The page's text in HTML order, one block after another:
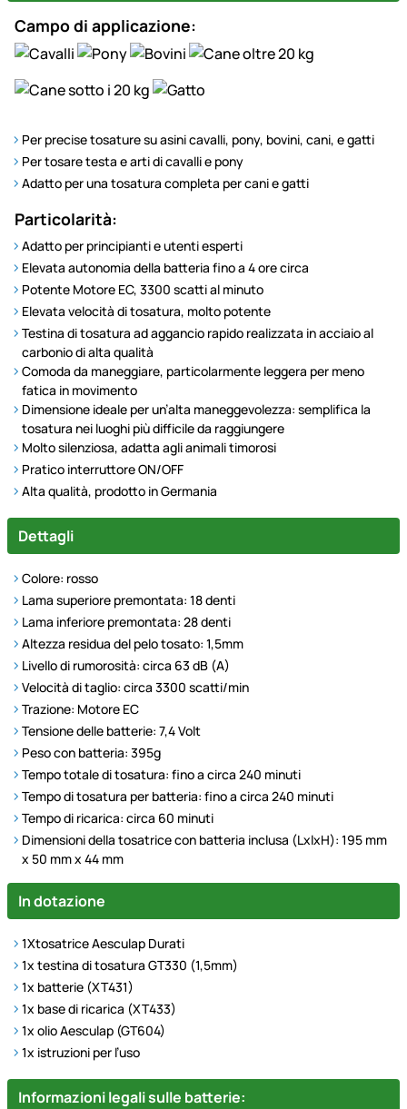
Campo di applicazione:
Per precise tosature su asini cavalli, pony, bovini, cani, e gatti
Per tosare testa e arti di cavalli e pony
Adatto per una tosatura completa per cani e gatti
Particolarità:
Adatto per principianti e utenti esperti
Elevata autonomia della batteria fino a 4 ore circa
Potente Motore EC, 3300 scatti al minuto
Elevata velocità di tosatura, molto potente
Testina di tosatura ad aggancio rapido realizzata in acciaio al
carbonio di alta qualità
Comoda da maneggiare, particolarmente leggera per meno
fatica in movimento
Dimensione ideale per un’alta maneggevolezza: semplifica la
tosatura nei luoghi più difficile da raggiungere
Molto silenziosa, adatta agli animali timorosi
Pratico interruttore ON/OFF
Alta qualità, prodotto in Germania
Dettagli
Colore: rosso
Lama superiore premontata: 18 denti
Lama inferiore premontata: 28 denti
Altezza residua del pelo tosato: 1,5mm
Livello di rumorosità: circa 63 dB (A)
Velocità di taglio: circa 3300 scatti/min
Trazione: Motore EC
Tensione delle batterie: 7,4 Volt
Peso con batteria: 395g
Tempo totale di tosatura: fino a circa 240 minuti
Tempo di tosatura per batteria: fino a circa 240 minuti
Tempo di ricarica: circa 60 minuti
Dimensioni della tosatrice con batteria inclusa (LxlxH): 195 mm
x 50 mm x 44 mm
In dotazione
1Xtosatrice Aesculap Durati
1x testina di tosatura GT330 (1,5mm)
1x batterie (XT431)
1x base di ricarica (XT433)
1x olio Aesculap (GT604)
1x istruzioni per l’uso
Informazioni legali sulle batterie: